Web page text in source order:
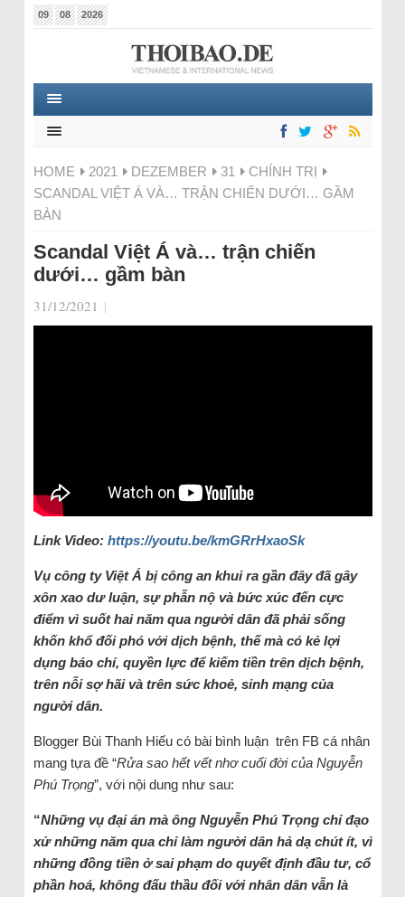
09 08 2026
HOME 2021 DEZEMBER 31
CHÍNH TRỊ
SCANDAL VIỆT Á VÀ… TRẬN CHIẾN DƯỚI… GẦM
BÀN
Scandal Việt Á và… trận chiến
dưới… gầm bàn
31/12/2021 |
Link Video: https://youtu.be/kmGRrHxaoSk
Vụ công ty Việt Á bị công an khui ra gần đây đã gây
xôn xao dư luận, sự phẫn nộ và bức xúc đến cực
điểm vì suốt hai năm qua người dân đã phải sống
khốn khổ đối phó với dịch bệnh, thế mà có kẻ lợi
dụng báo chí, quyền lực để kiếm tiền trên dịch bệnh,
trên nỗi sợ hãi và trên sức khoẻ, sinh mạng của
người dân.
Blogger Bùi Thanh Hiếu có bài bình luận trên FB cá nhân
mang tựa đề “Rửa sao hết vết nhơ cuối đời của Nguyễn
Phú Trọng”, với nội dung như sau:
“Những vụ đại án mà ông Nguyễn Phú Trọng chỉ đạo
xử những năm qua chỉ làm người dân hả dạ chút ít, vì
những đồng tiền ở sai phạm do quyết định đầu tư, cổ
phần hoá, không đấu thầu đối với nhân dân vẫn là